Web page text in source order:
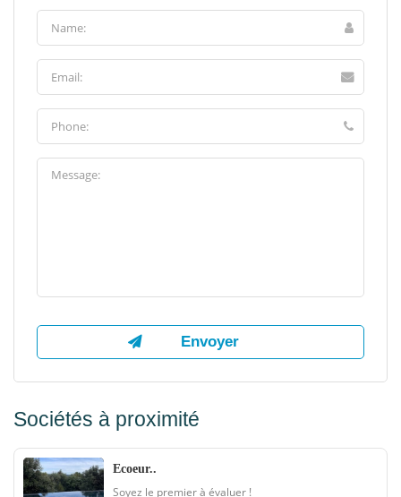
Sociétés à proximité
Ecoeur..
Soyez le premier à évaluer !